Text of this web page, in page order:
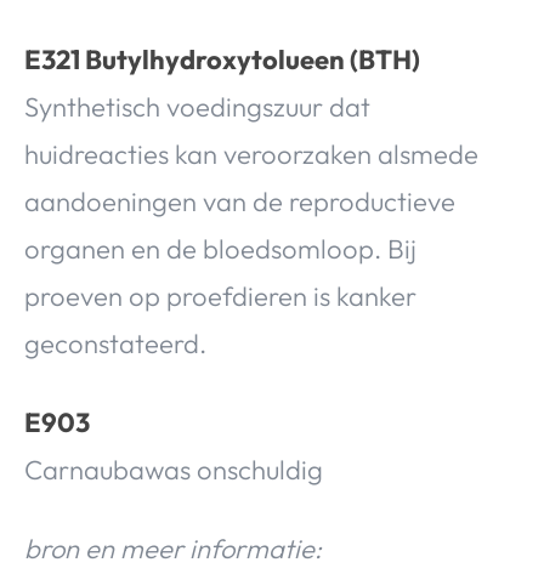
E321 Butylhydroxytolueen (BTH)
Synthetisch voedingszuur dat
huidreacties kan veroorzaken alsmede
aandoeningen van de reproductieve
organen en de bloedsomloop. Bij
proeven op proefdieren is kanker
geconstateerd.
E903
Carnaubawas onschuldig
bron en meer informatie: